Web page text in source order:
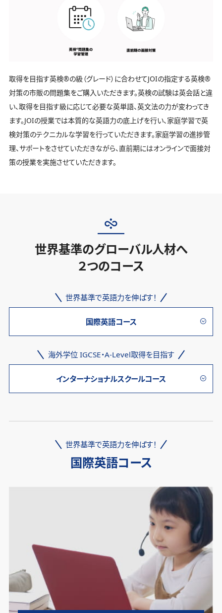
取得を目指す英検®️の級（グレード）に合わせてJOIの指定する英検®️
対策の市販の問題集をご購入いただきます。英検の試験は英会話と違
い、取得を目指す級に応じて必要な英単語、英文法の力が変わってき
ます。JOIの授業では本質的な英語力の底上げを行い、家庭学習で英
検対策のテクニカルな学習を行っていただきます。家庭学習の進捗管
理、サポートをさせていただきながら、直前期にはオンラインで面接対
策の授業を実施させていただきます。
世界基準のグローバル人材へ
２つのコース
世界基準で英語力を伸ばす！
国際英語コース
海外学位 IGCSE・A-Level取得を目指す
インターナショナルスクールコース
世界基準で英語力を伸ばす！
国際英語コース